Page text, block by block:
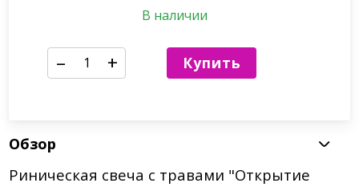
В наличии
– + Купить
Обзор
Риническая свеча с травами "Открытие